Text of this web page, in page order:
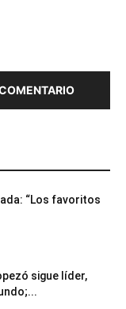
“Los favoritos
sigue líder,